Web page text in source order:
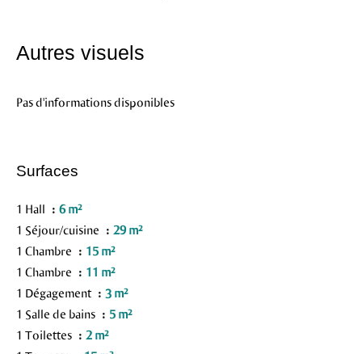
Autres visuels
Pas d'informations disponibles
Surfaces
1 Hall
6 m²
1 Séjour/cuisine
29 m²
1 Chambre
15 m²
1 Chambre
11 m²
1 Dégagement
3 m²
1 Salle de bains
5 m²
1 Toilettes
2 m²